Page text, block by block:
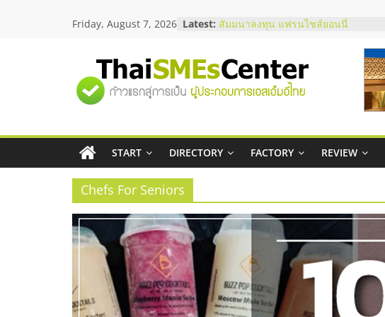
Friday, August 7, 2026 Latest: สัมมนาลงทุน แฟรนไชส์ยอนนี่
ร้านเครื่องเสียงคุณภาพสูง พร้อม
โซลูชันระบบภาพและเสียง
บริษัท Cybersecurity ในไทยที่ไหนดี?
วิธีเลือกผู้ให้บริการให้คุ้มค่าและตอบ
อยากหาเงินทุน เพิ่มสภาพคล่องให้ธุรกิจ
เริ่มยังไงให้ผ่านฉลุย
สัมมนาออนไลน์ โอกาสบริหารสถานี
"ศูนย์
รวม
ข้อมูล
ธุรกิจ
SME
แห่ง
START DIRECTORY FACTORY REVIEW
Chefs For Seniors